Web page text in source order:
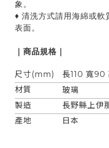
象。
♦ 清洗方式請用海綿或軟
表面。
｜商品規格｜
尺寸(mm)
長110 寬90
材質
玻璃
製造
長野縣上伊
產地
日本